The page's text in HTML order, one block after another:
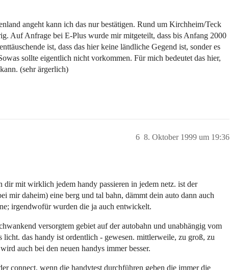
angeht kann ich das nur bestätigen. Rund um Kirchheim/Teck
Auf Anfrage bei E-Plus wurde mir mitgeteilt, dass bis Anfang 2000
ist, dass das hier keine ländliche Gegend ist, sonder es
sollte eigentlich nicht vorkommen. Für mich bedeutet das hier,
(sehr ärgerlich)
8. Oktober 1999 um 19:36
6
dir mit wirklich jedem handy passieren in jedem netz. ist der
mir daheim) eine berg und tal bahn, dämmt dein auto dann auch
irgendwofür wurden die ja auch entwickelt.
versorgtem gebiet auf der autobahn und unabhängig vom
licht. das handy ist ordentlich - gewesen. mittlerweile, zu groß, zu
auch bei den neuen handys immer besser.
connect, wenn die handytest durchführen geben die immer die